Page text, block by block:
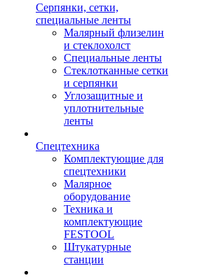
Серпянки, сетки,
специальные ленты
Малярный флизелин
и стеклохолст
Специальные ленты
Стеклотканные сетки
и серпянки
Углозащитные и
уплотнительные
ленты
Спецтехника
Комплектующие для
спецтехники
Малярное
оборудование
Техника и
комплектующие
FESTOOL
Штукатурные
станции